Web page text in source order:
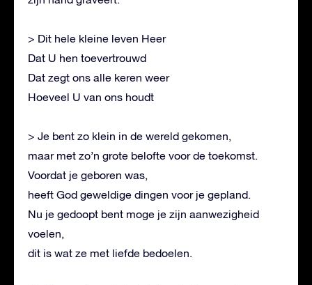
> Dit hele kleine leven Heer
Dat U hen toevertrouwd
Dat zegt ons alle keren weer
Hoeveel U van ons houdt
> Je bent zo klein in de wereld gekomen,
maar met zo’n grote belofte voor de toekomst.
Voordat je geboren was,
heeft God geweldige dingen voor je gepland.
Nu je gedoopt bent moge je zijn aanwezigheid
voelen,
dit is wat ze met liefde bedoelen.